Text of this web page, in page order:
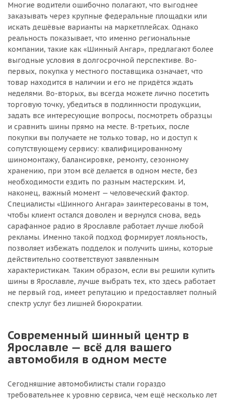
Многие водители ошибочно полагают, что выгоднее
заказывать через крупные федеральные площадки или
искать дешёвые варианты на маркетплейсах. Однако
реальность показывает, что именно региональные
компании, такие как «Шинный Ангар», предлагают более
выгодные условия в долгосрочной перспективе. Во-
первых, покупка у местного поставщика означает, что
товар находится в наличии и его не придётся ждать
неделями. Во-вторых, вы всегда можете лично посетить
торговую точку, убедиться в подлинности продукции,
задать все интересующие вопросы, посмотреть образцы
и сравнить шины прямо на месте. В-третьих, после
покупки вы получаете не только товар, но и доступ к
сопутствующему сервису: квалифицированному
шиномонтажу, балансировке, ремонту, сезонному
хранению, при этом всё делается в одном месте, без
необходимости ездить по разным мастерским. И,
наконец, важный момент — человеческий фактор.
Специалисты «Шинного Ангара» заинтересованы в том,
чтобы клиент остался доволен и вернулся снова, ведь
сарафанное радио в Ярославле работает лучше любой
рекламы. Именно такой подход формирует лояльность,
позволяет избежать подделок и получить шины, которые
действительно соответствуют заявленным
характеристикам. Таким образом, если вы решили купить
шины в Ярославле, лучше выбрать тех, кто здесь работает
не первый год, имеет репутацию и предоставляет полный
спектр услуг без лишней бюрократии.
Современный шинный центр в
Ярославле — всё для вашего
автомобиля в одном месте
Сегодняшние автомобилисты стали гораздо
требовательнее к уровню сервиса, чем ещё несколько лет